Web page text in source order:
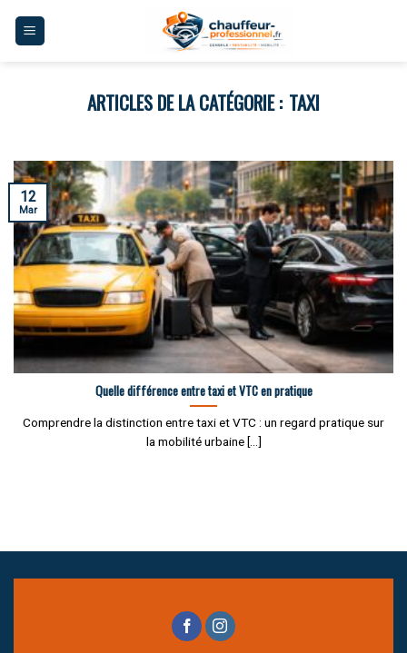
TAXI
Quelle différence entre taxi et VTC en pratique
Comprendre la distinction entre taxi et VTC : un regard pratique sur
la mobilité urbaine [...]
12
Mar